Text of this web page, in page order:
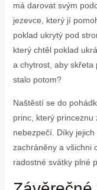
má ⁤darovat svým
jezevce, který jí
poklad ukrytý pod
který chtěl poklad
a chytrost, aby skřeta
stalo potom?
Naštěstí se do
princ, který princeznu
nebezpečí. ⁤Díky
zachráněny a všichni
radostné​ svátky plné